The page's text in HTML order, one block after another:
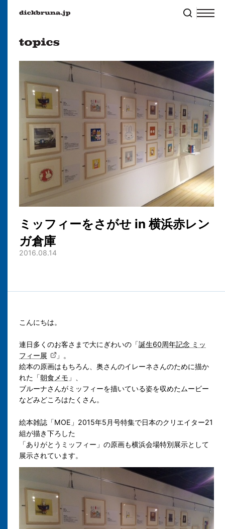
ミッフィーをさがせ in 横浜赤レン
ガ倉庫
2016.08.14
こんにちは。
連日多くのお客さまで大にぎわいの「誕生60周年記念 ミッ
フィー展
」。
絵本の原画はもちろん、奥さんのイレーネさんのために描か
れた「朝食メモ 」、
ブルーナさんがミッフィーを描いている姿を収めたムービー
などみどころはたくさん。
絵本雑誌「MOE」2015年5月号特集で日本のクリエイター21
組が描き下ろした
「ありがとうミッフィー」の原画も横浜会場特別展示として
展示されています。